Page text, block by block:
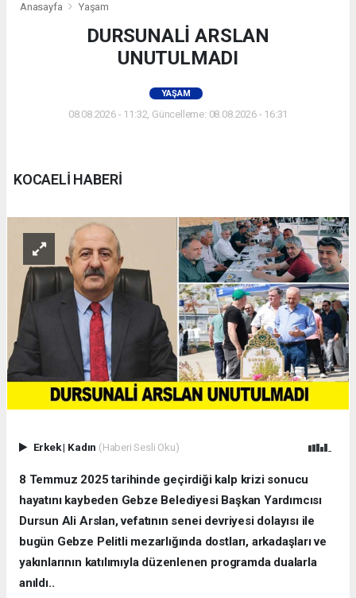
Anasayfa Yaşam
DURSUNALİ ARSLAN
UNUTULMADI
YAŞAM
08.08.2026 - 11:32, Güncelleme: 08.08.2026 - 16:31
KOCAELİ HABERİ
Erkek| Kadın (Haberi Sesli Oku)
8 Temmuz 2025 tarihinde geçirdiği kalp krizi sonucu
hayatını kaybeden Gebze Belediyesi Başkan Yardımcısı
Dursun Ali Arslan, vefatının senei devriyesi dolayısı ile
bugün Gebze Pelitli mezarlığında dostları, arkadaşları ve
yakınlarının katılımıyla düzenlenen programda dualarla
anıldı..